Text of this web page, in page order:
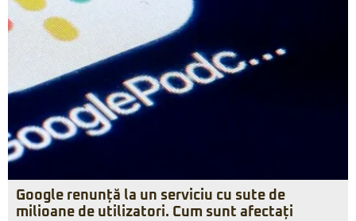
Google renunță la un serviciu cu sute de
milioane de utilizatori. Cum sunt afectați